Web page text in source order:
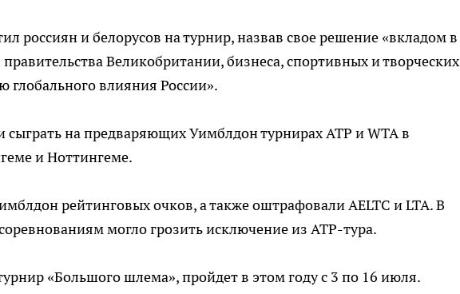
россиян и белорусов на турнир, назвав свое решение «вкладом в
Великобритании, бизнеса, спортивных и творческих
влияния России».
сыграть на предваряющих Уимблдон турнирах ATP и WTA в
и Ноттингеме.
рейтинговых очков, а также оштрафовали AELTC и LTA. В
могло грозить исключение из ATP-тура.
«Большого шлема», пройдет в этом году с 3 по 16 июля.